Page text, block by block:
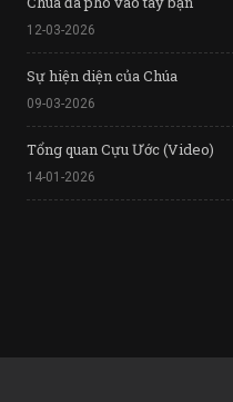
12-03-2026
Sự hiện diện của Chúa
09-03-2026
Tổng quan Cựu Ước (Video)
14-01-2026